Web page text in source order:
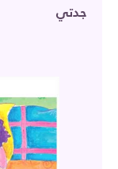
جدتي